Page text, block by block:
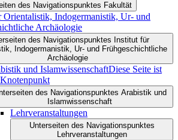
des Navigationspunktes Fakultät
Orientalistik, Indogermanistik, Ur- und
Archäologie
des Navigationspunktes Institut für
Indogermanistik, Ur- und Frühgeschichtliche
Archäologie
und IslamwissenschaftDiese Seite ist
des Navigationspunktes Arabistik und
Islamwissenschaft
Lehrveranstaltungen
Unterseiten des Navigationspunktes
Lehrveranstaltungen